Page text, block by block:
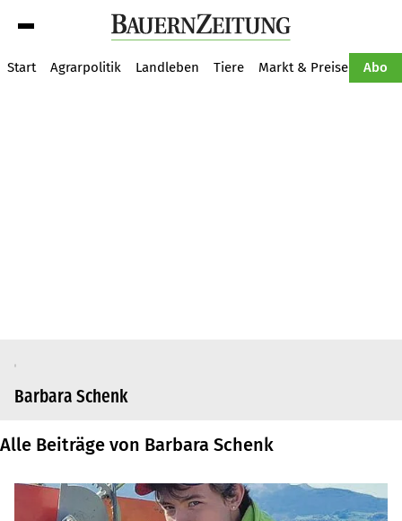
Start Agrarpolitik Landleben Tiere Markt & Preise Abo
Barbara Schenk
Alle Beiträge von Barbara Schenk